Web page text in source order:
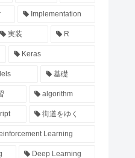
Implementation
実装 R
Keras
基礎
algorithm
街道をゆく
Learning
Deep Learning